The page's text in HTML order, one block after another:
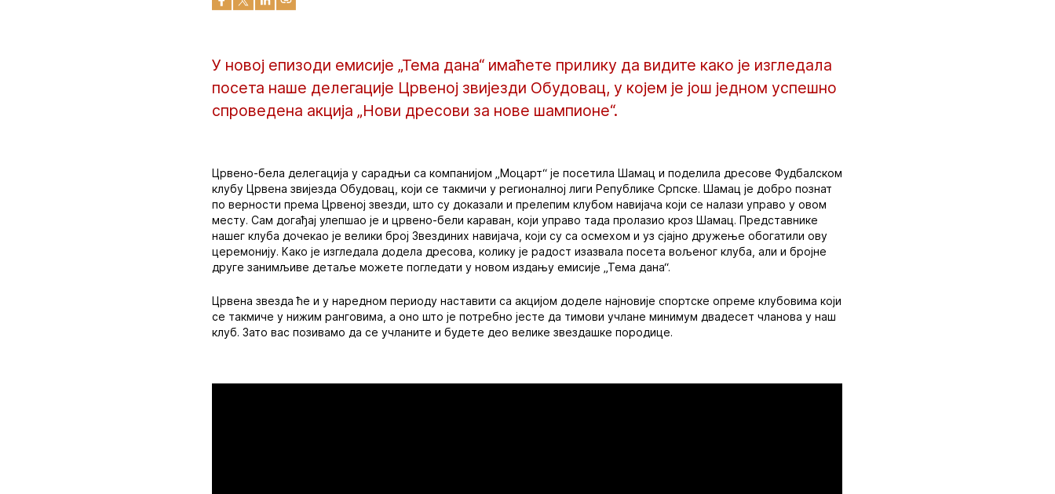
У новој епизоди емисије „Тема дана“ имаћете прилику да видите како је изгледала
посета наше делегације Црвеној звијезди Обудовац, у којем је још једном успешно
спроведена акција „Нови дресови за нове шампионе“.
Црвено-бела делегација у сарадњи са компанијом „Моцарт“ је посетила Шамац и поделила дресове Фудбалском
клубу Црвена звијезда Обудовац, који се такмичи у регионалној лиги Републике Српске. Шамац је добро познат
по верности према Црвеној звезди, што су доказали и прелепим клубом навијача који се налази управо у овом
месту. Сам догађај улепшао је и црвено-бели караван, који управо тада пролазио кроз Шамац. Представнике
нашег клуба дочекао је велики број Звездиних навијача, који су са осмехом и уз сјајно дружење обогатили ову
церемонију. Како је изгледала додела дресова, колику је радост изазвала посета вољеног клуба, али и бројне
друге занимљиве детаље можете погледати у новом издању емисије „Тема дана“.
Црвена звезда ће и у наредном периоду наставити са акцијом доделе најновије спортске опреме клубовима који
се такмиче у нижим ранговима, а оно што је потребно јесте да тимови учлане минимум двадесет чланова у наш
клуб. Зато вас позивамо да се учланите и будете део велике звездашке породице.